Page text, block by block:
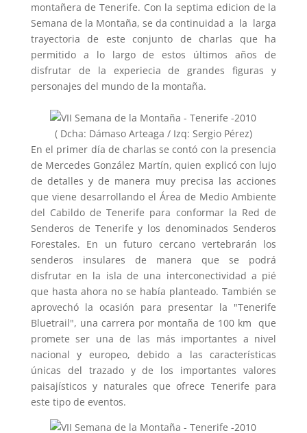
montañera de Tenerife. Con la septima edicion de la
Semana de la Montaña, se da continuidad a la larga
trayectoria de este conjunto de charlas que ha
permitido a lo largo de estos últimos años de
disfrutar de la experiecia de grandes figuras y
personajes del mundo de la montaña.
( Dcha: Dámaso Arteaga / Izq: Sergio Pérez)
En el primer día de charlas se contó con la presencia
de Mercedes González Martín, quien explicó con lujo
de detalles y de manera muy precisa las acciones
que viene desarrollando el Área de Medio Ambiente
del Cabildo de Tenerife para conformar la Red de
Senderos de Tenerife y los denominados Senderos
Forestales. En un futuro cercano vertebrarán los
senderos insulares de manera que se podrá
disfrutar en la isla de una interconectividad a pié
que hasta ahora no se había planteado. También se
aprovechó la ocasión para presentar la "Tenerife
Bluetrail", una carrera por montaña de 100 km que
promete ser una de las más importantes a nivel
nacional y europeo, debido a las características
únicas del trazado y de los importantes valores
paisajísticos y naturales que ofrece Tenerife para
este tipo de eventos.